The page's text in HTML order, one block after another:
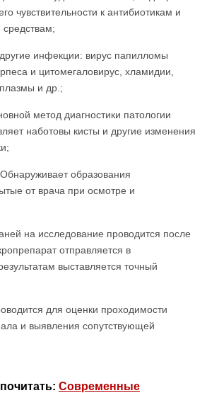
чувствительности к антибиотикам и
средствам;
инфекции: вирус папилломы
и цитомегаловирус, хламидии,
и др.;
метод диагностики патологии
наботовы кисты и другие изменения
образования
от врача при осмотре и
на исследование проводится после
отправляется в
выставляется точный
для оценки проходимости
и выявления сопутствующей
Современные